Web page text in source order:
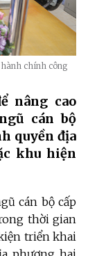
chính công
nâng cao
cán bộ
quyền địa
khu hiện
cán bộ cấp
thời gian
triển khai